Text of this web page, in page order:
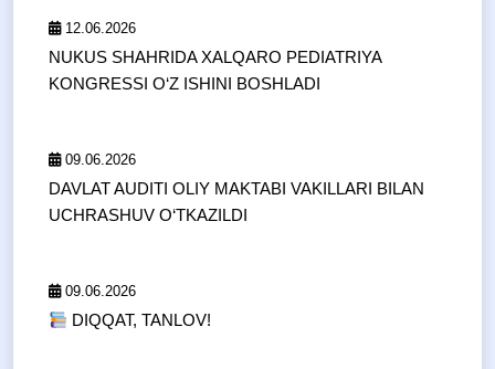
12.06.2026
NUKUS SHAHRIDA XALQARO PEDIATRIYA
KONGRESSI O‘Z ISHINI BOSHLADI
09.06.2026
DAVLAT AUDITI OLIY MAKTABI VAKILLARI BILAN
UCHRASHUV O‘TKAZILDI
09.06.2026
DIQQAT, TANLOV!